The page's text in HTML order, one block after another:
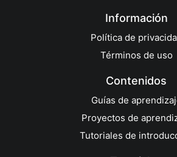
Información
Política de
Términos de uso
Contenidos
Guías de
Proyectos de
Tutoriales de